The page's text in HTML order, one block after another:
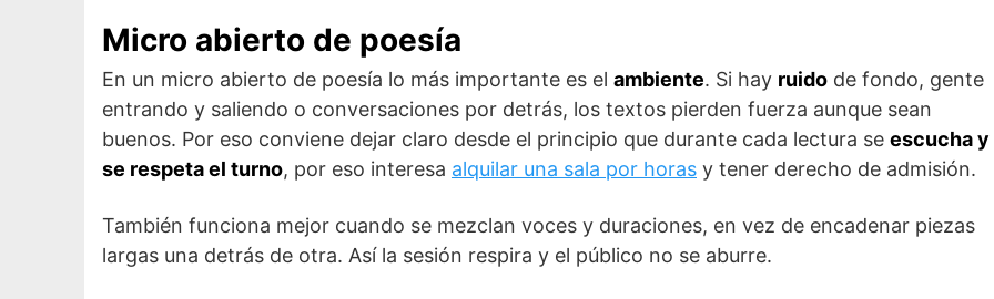
Micro abierto de poesía
En un micro abierto de poesía lo más importante es el ambiente. Si hay ruido de fondo, gente
entrando y saliendo o conversaciones por detrás, los textos pierden fuerza aunque sean
buenos. Por eso conviene dejar claro desde el principio que durante cada lectura se escucha y
se respeta el turno, por eso interesa alquilar una sala por horas y tener derecho de admisión.
También funciona mejor cuando se mezclan voces y duraciones, en vez de encadenar piezas
largas una detrás de otra. Así la sesión respira y el público no se aburre.